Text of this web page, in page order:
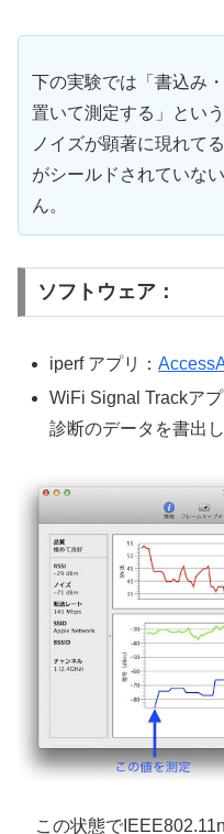
下の実験では「書込み
置いて測定する」とい
ノイズが顕著に現れて
がシールドされていな
ん。
ソフトウェア：
iperf アプリ：
WiFi Signal Trackア
診断のデータを書出
この状態で